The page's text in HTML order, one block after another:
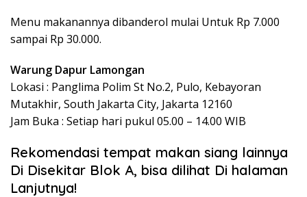
Menu makanannya dibanderol mulai Untuk Rp 7.000
sampai Rp 30.000.
Warung Dapur Lamongan
Lokasi : Panglima Polim St No.2, Pulo, Kebayoran
Mutakhir, South Jakarta City, Jakarta 12160
Jam Buka : Setiap hari pukul 05.00 – 14.00 WIB
Rekomendasi tempat makan siang lainnya
Di Disekitar Blok A, bisa dilihat Di halaman
Lanjutnya!